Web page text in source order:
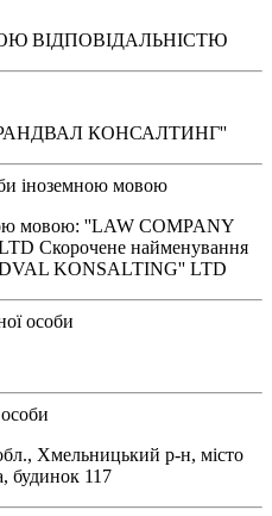
ВІДПОВІДАЛЬНІСТЮ
КОНСАЛТИНГ''
іноземною мовою
мовою: ''LAW СOMPANY
Скорочене найменування
KONSALTING'' LTD
особи
Хмельницький р-н, місто
будинок 117